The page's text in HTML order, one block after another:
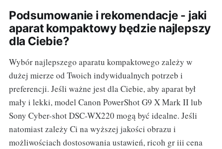
Podsumowanie i rekomendacje - jaki
aparat kompaktowy będzie najlepszy
dla Ciebie?
Wybór najlepszego aparatu kompaktowego zależy w
dużej mierze od Twoich indywidualnych potrzeb i
preferencji. Jeśli ważne jest dla Ciebie, aby aparat był
mały i lekki, model Canon PowerShot G9 X Mark II lub
Sony Cyber-shot DSC-WX220 mogą być idealne. Jeśli
natomiast zależy Ci na wyższej jakości obrazu i
możliwościach dostosowania ustawień, ricoh gr iii cena